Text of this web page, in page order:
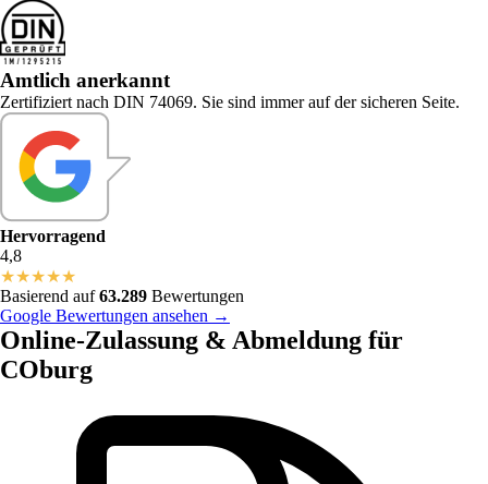
Amtlich anerkannt
Zertifiziert nach DIN 74069. Sie sind immer auf der sicheren Seite.
Hervorragend
4,8
★★★★★
Basierend auf63.289 Bewertungen
Google Bewertungen ansehen →
Online-Zulassung & Abmeldung für
COburg